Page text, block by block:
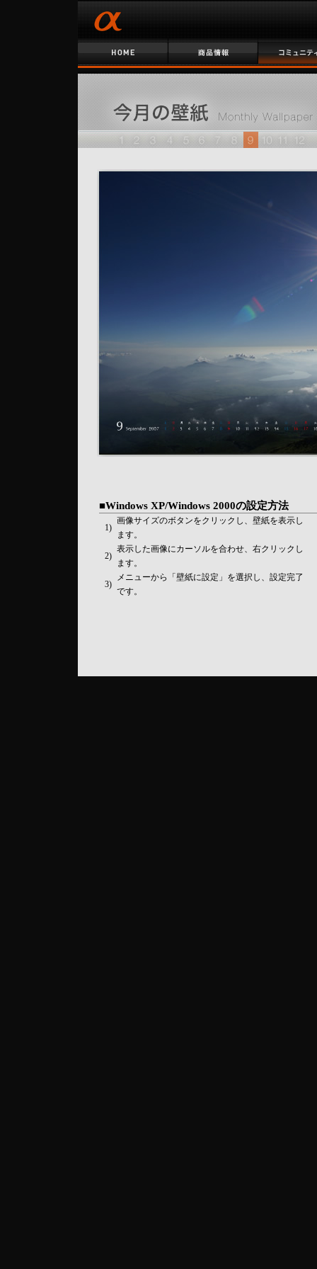
■Windows XP/Windows 2000の設定方法
1)
画像サイズのボタンをクリックし、壁紙を表示し
ます。
2)
表示した画像にカーソルを合わせ、右クリックし
ます。
3)
メニューから「壁紙に設定」を選択し、設定完了
です。